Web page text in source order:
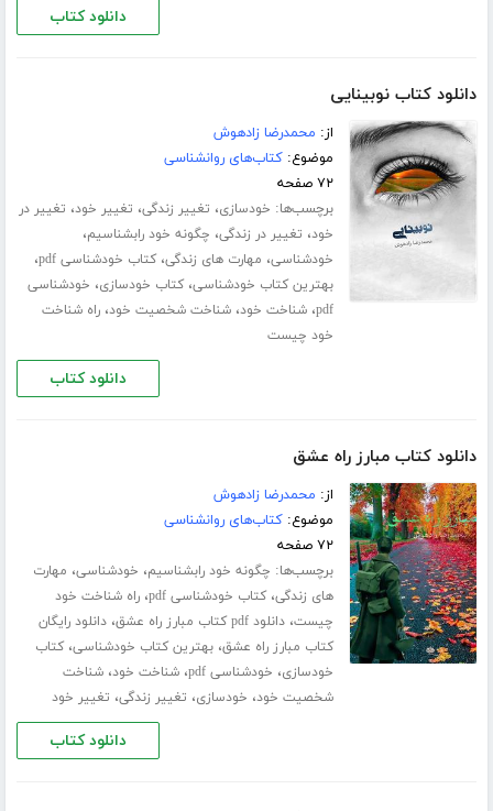
دانلود کتاب
دانلود کتاب نوبینایی
از: محمدرضا زادهوش
موضوع:کتاب‌های روانشناسی
۷۲ صفحه
برچسب‌ها: خودسازی، تغییر زندگی، تغییر خود، تغییر در
خود، تغییر در زندگی، چگونه خود رابشناسیم،
خودشناسی، مهارت های زندگی،کتاب خودشناسی pdf ،
بهترین کتاب خودشناسی،کتاب خودسازی، خودشناسی
pdf،شناخت خود،شناخت شخصیت خود،راه شناخت
خود چیست
دانلود کتاب
دانلود کتاب مبارز راه عشق
از: محمدرضا زادهوش
موضوع:کتاب‌های روانشناسی
۷۲ صفحه
برچسب‌ها: چگونه خود رابشناسیم، خودشناسی، مهارت
های زندگی،کتاب خودشناسی pdf ،راه شناخت خود
چیست،دانلود pdf کتاب مبارز راه عشق ،دانلود رایگان
کتاب مبارز راه عشق،بهترین کتاب خودشناسی،کتاب
خودسازی، خودشناسی pdf ،شناخت خود،شناخت
شخصیت خود، خودسازی، تغییر زندگی، تغییر خود
دانلود کتاب